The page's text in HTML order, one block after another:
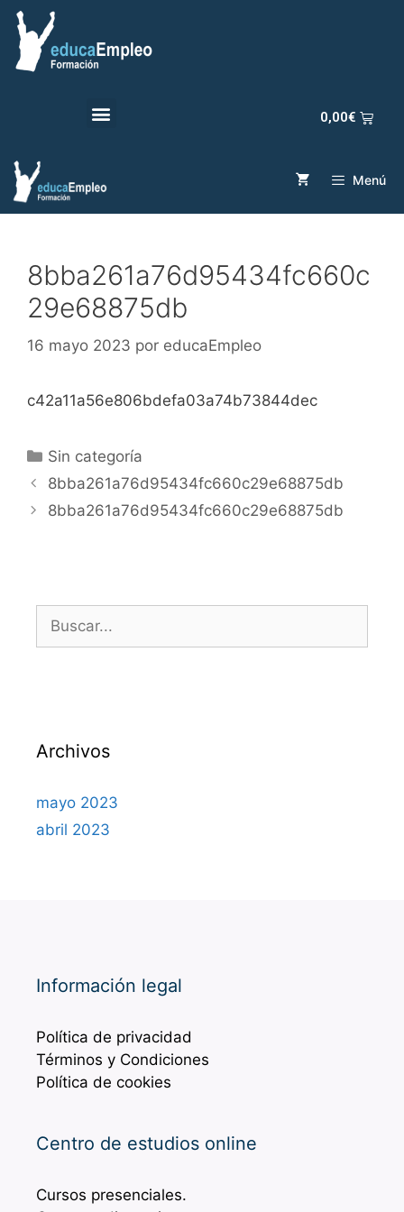
0,00€
Menú
8bba261a76d95434fc660c
29e68875db
16 mayo 2023 por educaEmpleo
c42a11a56e806bdefa03a74b73844dec
Sin categoría
8bba261a76d95434fc660c29e68875db
8bba261a76d95434fc660c29e68875db
Archivos
mayo 2023
abril 2023
Información legal
Política de privacidad
Términos y Condiciones
Política de cookies
Centro de estudios online
Cursos presenciales.